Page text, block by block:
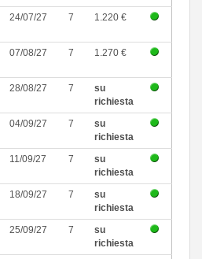
24/07/27 7 1.220 €
07/08/27 7 1.270 €
28/08/27 7
su
richiesta
04/09/27 7
su
richiesta
11/09/27 7
su
richiesta
18/09/27 7
su
richiesta
25/09/27 7
su
richiesta